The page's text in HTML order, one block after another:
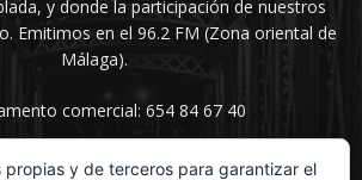
y donde la participación de nuestros
Emitimos en el 96.2 FM (Zona oriental de
Málaga).
comercial: 654 84 67 40
propias y de terceros para garantizar el